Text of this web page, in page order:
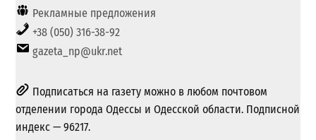
Рекламные предложения
+38 (050) 316-38-92
gazeta_np@ukr.net
Подписаться на газету можно в любом почтовом
отделении города Одессы и Одесской области. Подписной
индекс — 96217.